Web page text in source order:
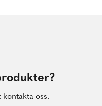
oss.